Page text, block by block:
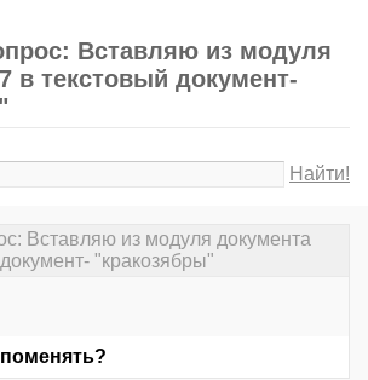
Вставляю из модуля
в текстовый документ-
Найти!
Вставляю из модуля документа
"кракозябры"